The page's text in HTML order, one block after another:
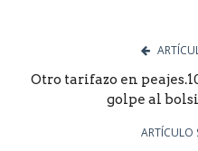
Otro tarifazo en
golpe al
ARTÍCULO